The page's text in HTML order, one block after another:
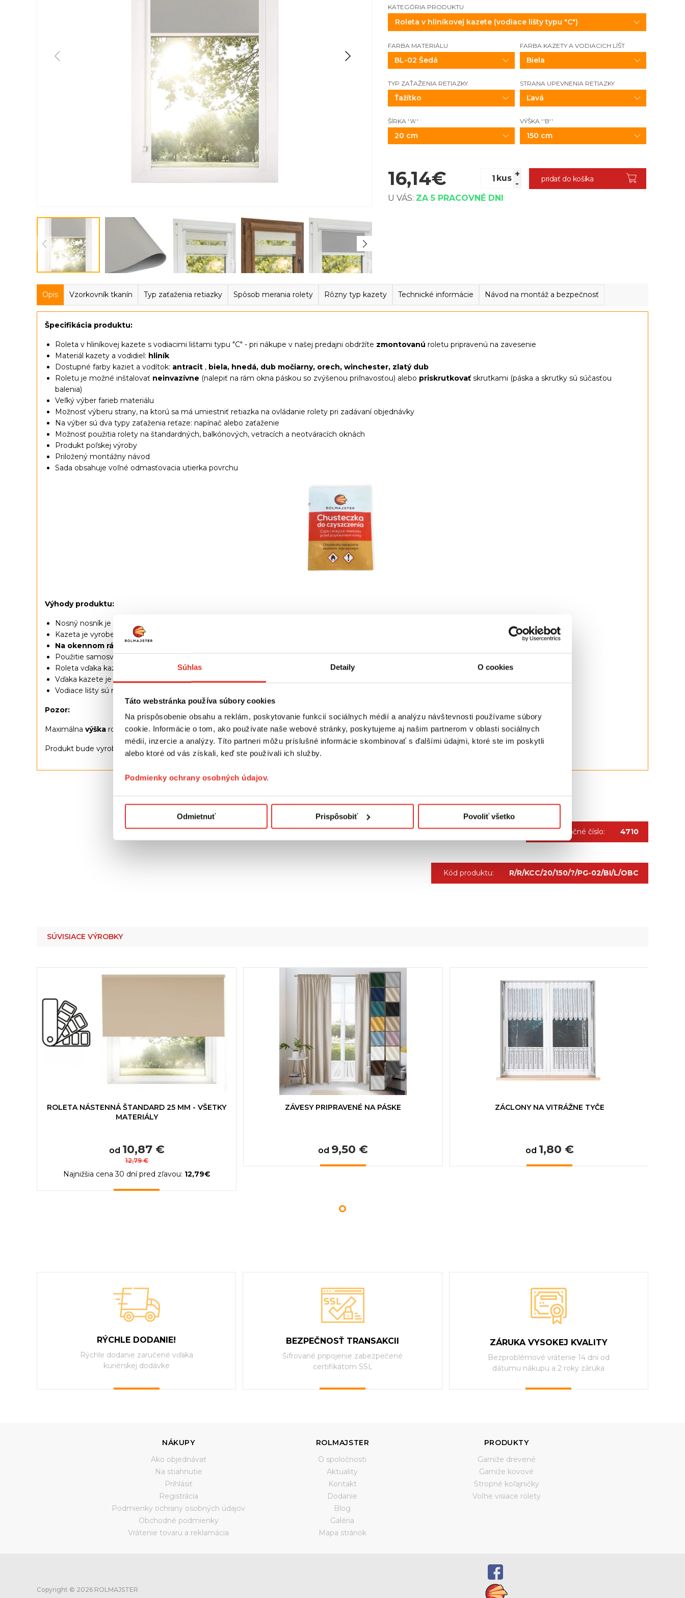
Súhlas Detaily O cookies
Táto webstránka používa súbory cookies
Na prispôsobenie obsahu a reklám, poskytovanie funkcií sociálnych médií a analýzu návštevnosti používame súbory
cookie. Informácie o tom, ako používate naše webové stránky, poskytujeme aj našim partnerom v oblasti sociálnych
médií, inzercie a analýzy. Títo partneri môžu príslušné informácie skombinovať s ďalšími údajmi, ktoré ste im poskytli
alebo ktoré od vás získali, keď ste používali ich služby.
Podmienky ochrany osobných údajov.
Odmietnuť Prispôsobiť Povoliť všetko
KATEGÓRIA PRODUKTU
FARBA MATERIÁLU
BL-02 Šedá
FARBA KAZETY A VODIACICH LÍŠT
Biela
TYP ZAŤAŽENIA RETIAZKY
Ťažítko
STRANA UPEVNENIA RETIAZKY
Ľavá
ŠÍRKA ''A''
20 cm
VÝŠKA ''B''
150 cm
16,14€ kus +
-
pridať do košíka
U VÁS: ZA 5 PRACOVNÉ DNI
Opis Vzorkovník tkanín Typ zaťaženia retiazky Spôsob merania rolety Rôzny typ kazety Technické informácie Návod na montáž a bezpečnosť
Špecifikácia produktu:
Roleta v hliníkovej kazete s vodiacimi lištami typu "C" - pri nákupe v našej predajni obdržíte zmontovanú roletu pripravenú na zavesenie
Materiál kazety a vodidiel: hliník
Dostupné farby kaziet a vodítok: antracit , biela, hnedá, dub močiarny, orech, winchester, zlatý dub
Roletu je možné inštalovať neinvazívne (nalepiť na rám okna páskou so zvýšenou priľnavosťou) alebo priskrutkovať skrutkami (páska a skrutky sú súčasťou
balenia)
Veľký výber farieb materiálu
Možnosť výberu strany, na ktorú sa má umiestniť retiazka na ovládanie rolety pri zadávaní objednávky
Na výber sú dva typy zaťaženia reťaze: napínač alebo zaťaženie
Možnosť použitia rolety na štandardných, balkónových, vetracích a neotváracích oknách
Produkt poľskej výroby
Priložený montážny návod
Sada obsahuje voľné odmasťovacia utierka povrchu
Výhody produktu:
Nosný nosník je vyrobený z
Kazeta je vyrobená z
hliníka
Na okennom ráme
Použitie samosvorného systému, vďaka ktorému roleta sama nespadne
Roleta vďaka kazete s vodiacimi lištami dokonale zapadne
okna a je jeho neoddeliteľnou súčasťou
Vďaka kazete je zrolovaná látka prekrytá, čozabraňuje hromadeniu prachu
Vodiace lišty sú namontované na zasklievacích lištách , vďaka čomu nezaberajú svetlo okna
Pozor:
Maximálna výška rolety, ktorú vieme vyrobiť závisí od druhu použitého materiálu. Podrobnosti nájdete v záložke "Technické informácie".
Produkt bude vyrobený podľa špecifikácie zákazníka. Je personalizovaný individuálne.
Konfiguračné číslo: 4710
Kód produktu: R/R/KCC/20/150/?/PG-02/BI/L/OBC
SÚVISIACE VÝROBKY
ROLETA NÁSTENNÁ ŠTANDARD 25 MM - VŠETKY
MATERIÁLY
od 10,87 €
12,79 €
Najnižšia cena 30 dní pred zľavou: 12,79€
ZÁVESY PRIPRAVENÉ NA PÁSKE
od 9,50 €
ZÁCLONY NA VITRÁŽNE TYČE
od 1,80 €
RÝCHLE DODANIE!
Rýchle dodanie zaručené vďaka
kuriérskej dodávke
BEZPEČNOSŤ TRANSAKCII
Šifrované pripojenie zabezpečené
certifikátom SSL
ZÁRUKA VYSOKEJ KVALITY
Bezproblémové vrátenie 14 dní od
dátumu nákupu a 2 roky záruka
NÁKUPY
Ako objednávať
Na stiahnutie
Prihlásiť
Registrácia
Podmienky ochrany osobných údajov
Obchodné podmienky
Vrátenie tovaru a reklamácia
ROLMAJSTER
O spoločnosti
Aktuality
Kontakt
Dodanie
Blog
Galéria
Mapa stránok
PRODUKTY
Garniže drevené
Garniže kovové
Stropné koľajničky
Voľne visiace rolety
Copyright © 2026 ROLMAJSTER